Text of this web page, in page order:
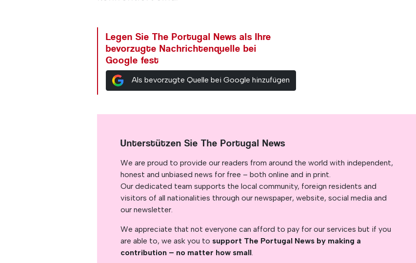
Legen Sie The Portugal News als Ihre
bevorzugte Nachrichtenquelle bei
Google fest
Als bevorzugte Quelle bei Google hinzufügen
Unterstützen Sie The Portugal News
We are proud to provide our readers from around the world with independent,
honest and unbiased news for free – both online and in print.
Our dedicated team supports the local community, foreign residents and
visitors of all nationalities through our newspaper, website, social media and
our newsletter.
We appreciate that not everyone can afford to pay for our services but if you
are able to, we ask you to support The Portugal News by making a
contribution – no matter how small.